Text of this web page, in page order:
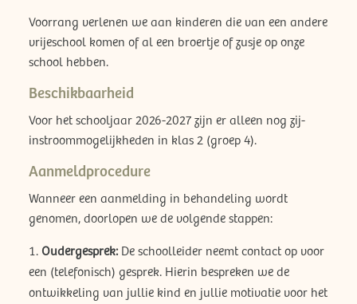
Voorrang verlenen we aan kinderen die van een andere
vrijeschool komen of al een broertje of zusje op onze
school hebben.
Beschikbaarheid
Voor het schooljaar 2026-2027 zijn er alleen nog zij-
instroommogelijkheden in klas 2 (groep 4).
Aanmeldprocedure
Wanneer een aanmelding in behandeling wordt
genomen, doorlopen we de volgende stappen:
Oudergesprek:De schoolleider neemt contact op voor
een (telefonisch) gesprek. Hierin bespreken we de
ontwikkeling van jullie kind en jullie motivatie voor het